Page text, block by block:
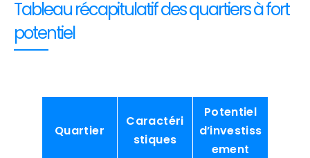
Tableau récapitulatif des quartiers à fort
potentiel
Quartier
Caractéri
stiques
Potentiel
d’investiss
ement